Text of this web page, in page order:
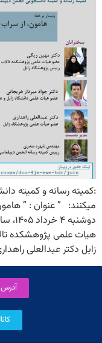
:کمیته رسانه و کمیته
میکنند: ” عنوان : ”
هیات علمی پژوهشکده
زابل دکتر عبدالعلی
آدرس